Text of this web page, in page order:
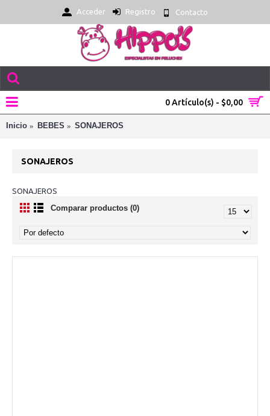
Acceder Registro Contacto
0 Artículo(s) - $0,00
Inicio BEBES SONAJEROS
SONAJEROS
SONAJEROS
Comparar productos (0)